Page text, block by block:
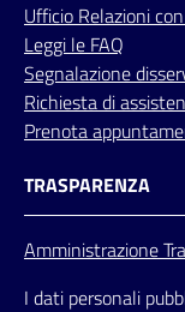
Ufficio Relazioni
Leggi le FAQ
Segnalazione
Richiesta di
Prenota
TRASPARENZA
Amministrazione
I dati personali